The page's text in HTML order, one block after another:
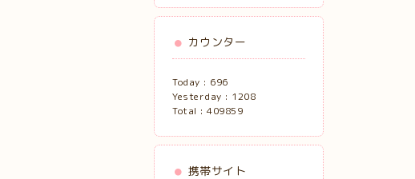
カウンター
Today : 696
Yesterday : 1208
Total : 409859
携帯サイト